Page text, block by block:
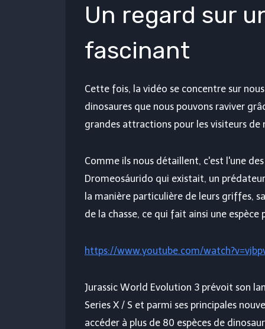
Un regard sur
fascinant
Cette fois, la vidéo se concentre sur
dinosaures que nous pouvons raviver
grandes attractions pour les visiteurs de
Comme ils nous détaillent, c'est l'une
Dromeosáurido qui existait, un
la manière particulière de leurs griffes,
de la chasse, ce qui fait ainsi une
https://www.youtube.com/
Jurassic World Evolution 3 prévoit son
Series X / S et parmi ses principales
accéder à plus de 80 espèces de